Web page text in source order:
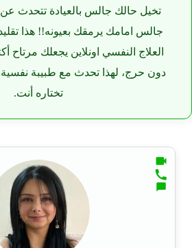
تخيل حالك جالس بالعيادة تتحدث عن
جالس امامك يرمقك بعيونه!! هذا
العلاج النفسي اونلاين يجعلك مرتاح
دون حرج، لهذا تحدث مع طبيبة نفسية
تختاره أنت.